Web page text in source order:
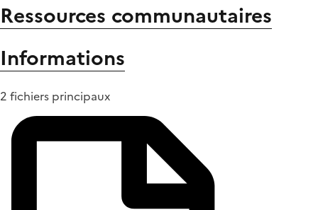
Ressources communautaires
Informations
2 fichiers principaux